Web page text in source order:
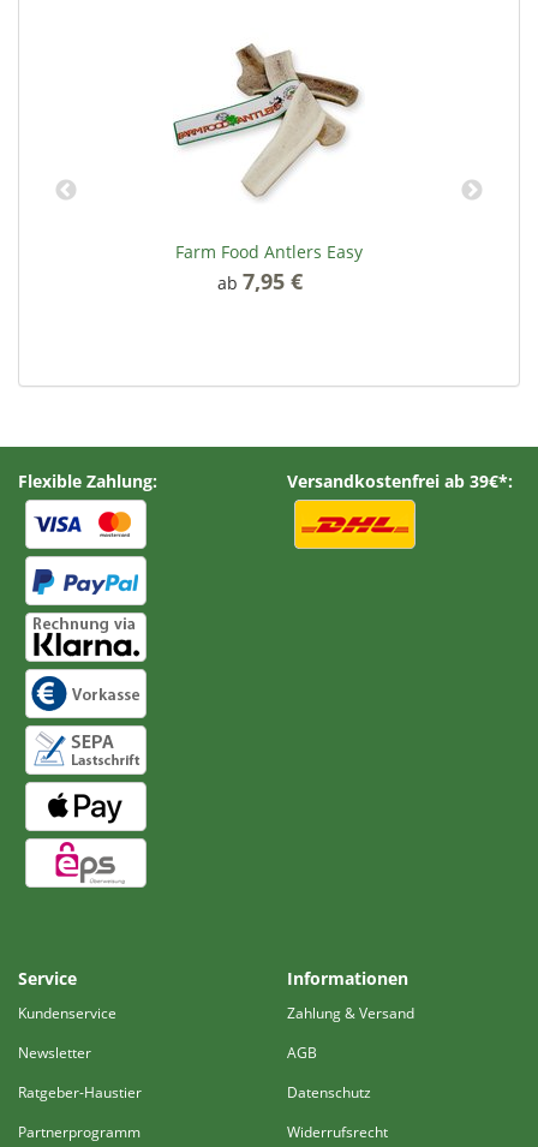
Farm Food Antlers Easy
ab 7,95 €
Flexible Zahlung: Versandkostenfrei ab 39€*:
Service
Kundenservice
Newsletter
Ratgeber-Haustier
Partnerprogramm
Informationen
Zahlung & Versand
AGB
Datenschutz
Widerrufsrecht